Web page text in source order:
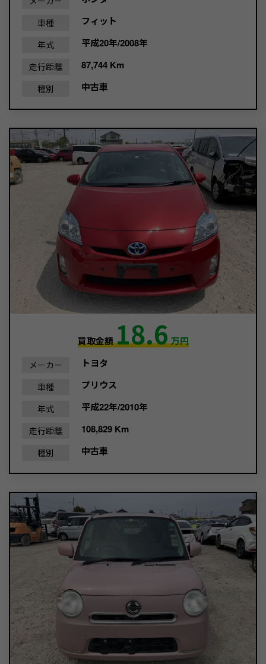
車種 フィット
年式 平成20年/2008年
走行距離 87,744 Km
種別 中古車
買取金額18.6万円
メーカー トヨタ
車種 プリウス
年式 平成22年/2010年
走行距離 108,829 Km
種別 中古車